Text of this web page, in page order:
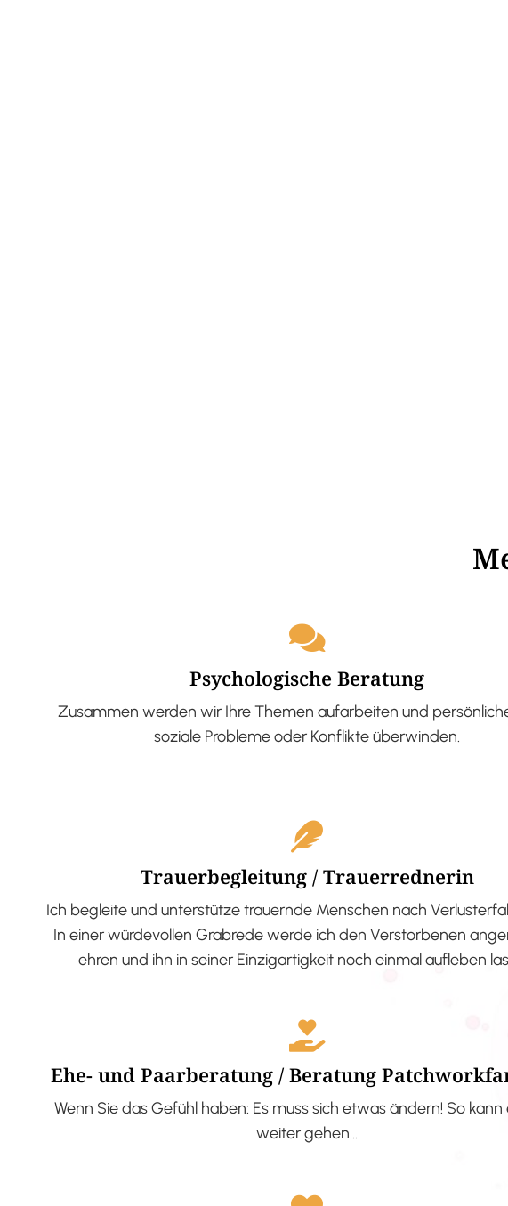
Psychologische Beratung
Zusammen werden wir Ihre Themen aufarbeiten und
soziale Probleme oder Konflikte überwinden.
Trauerbegleitung / Trauerrednerin
Ich begleite und unterstütze trauernde Menschen nach
In einer würdevollen Grabrede werde ich den Verstorbenen
ehren und ihn in seiner Einzigartigkeit noch einmal aufleben
Ehe- und Paarberatung / Beratung
Wenn Sie das Gefühl haben: Es muss sich etwas ändern! So kann
weiter gehen…